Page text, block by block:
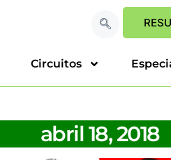
Circuitos
abril 18, 2018